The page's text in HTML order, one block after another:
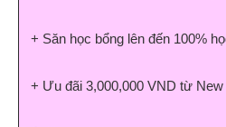
+ Săn học bổng lên đến 100%
+ Ưu đãi 3,000,000 VND từ New